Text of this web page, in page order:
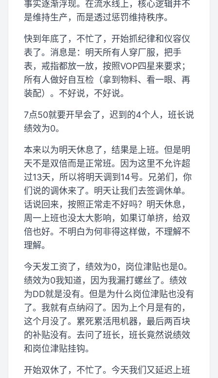
事实逐渐浮现。在流水线上，核心逻辑并不
是维持生产，而是透过惩罚维持秩序。
快到年底了，不忙了，开始抓纪律和仪容仪
表了。消息是：明天所有人穿厂服，把手
表，戒指都放一放，按照VOP四星来要求；
所有人做好自互检（拿到物料、看一眼、再
装配）。不好说，不好说。
7点50就要开早会了，迟到的4个人，班长说
绩效为0。
本来以为明天休息了，结果是上班。但是明
天不是双倍而是正常班。因为这里不允许超
过13天，所以将明天调到14号。兄弟们，你
们说的调休来了。明天让我们去签调休单。
话说回来，按照正常走不好吗？明天休息，
周一上班也没太大影响，如果订单挤，给双
倍也好。不明白为何非得这样做，不理解不
理解。
今天发工资了，绩效为0，岗位津贴也是0。
绩效为0我知道，因为我漏打螺丝了。绩效
为DD就是没有。但是为什么岗位津贴也没有
了。我就有点纳闷了。因为上个月是有的，
这个月没了。累死累活甩机器，最后两百块
的补贴没有。去问了班长，班长竟然说绩效
和岗位津贴挂钩。
开始双休了，不忙了。今天我们又延迟上班